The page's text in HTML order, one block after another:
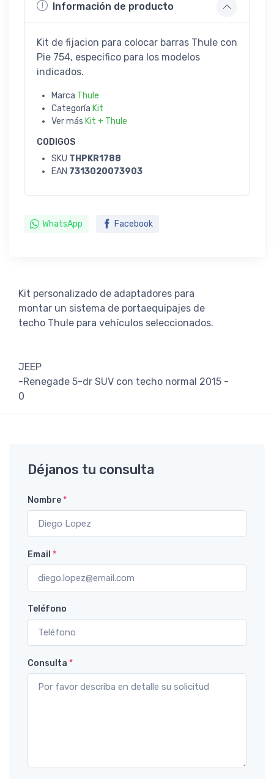
Información de producto
Kit de fijacion para colocar barras Thule con
Pie 754, especifico para los modelos
indicados.
Marca Thule
Categoría Kit
Ver más Kit + Thule
CODIGOS
SKU THPKR1788
EAN 7313020073903
WhatsApp Facebook
Kit personalizado de adaptadores para
montar un sistema de portaequipajes de
techo Thule para vehículos seleccionados.
JEEP
-Renegade 5-dr SUV con techo normal 2015 -
0
Déjanos tu consulta
Nombre*
Email *
Teléfono
Consulta *